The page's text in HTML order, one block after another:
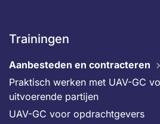
Trainingen
Aanbesteden en contracteren
Praktisch werken met UAV-GC
uitvoerende partijen
UAV-GC voor opdrachtgevers